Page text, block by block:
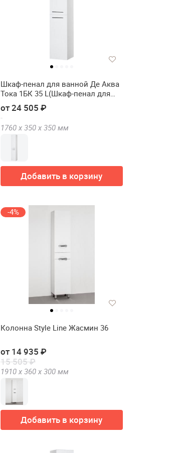
Шкаф-пенал для ванной Де Аква
Тока 1БК 35 L(Шкаф-пенал для
ванной De Aqua Тока 1БК 35 L)
от 24 505 ₽
1760 х 350 х 350 мм
Добавить в корзину
-4%
Колонна Style Line Жасмин 36
от 14 935 ₽
15 505 ₽
1910 х 360 х 300 мм
Добавить в корзину